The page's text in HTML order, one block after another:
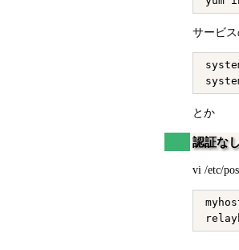
サービ
とか
認証な
vi /etc/